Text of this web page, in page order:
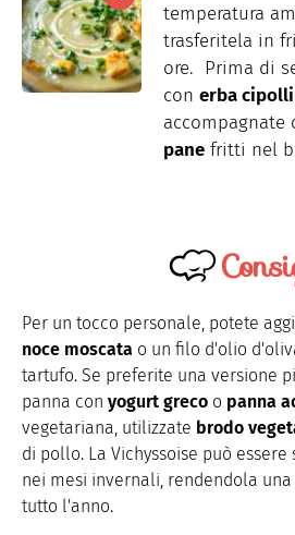
temperatura
trasferitela in
ore. Prima di
con erba
accompagnate
pane fritti nel
Per un tocco personale, potete
noce moscata o un filo d'olio
tartufo. Se preferite una versione
panna con yogurt greco o panna
vegetariana, utilizzate brodo
di pollo. La Vichyssoise può
nei mesi invernali, rendendola
tutto l'anno.